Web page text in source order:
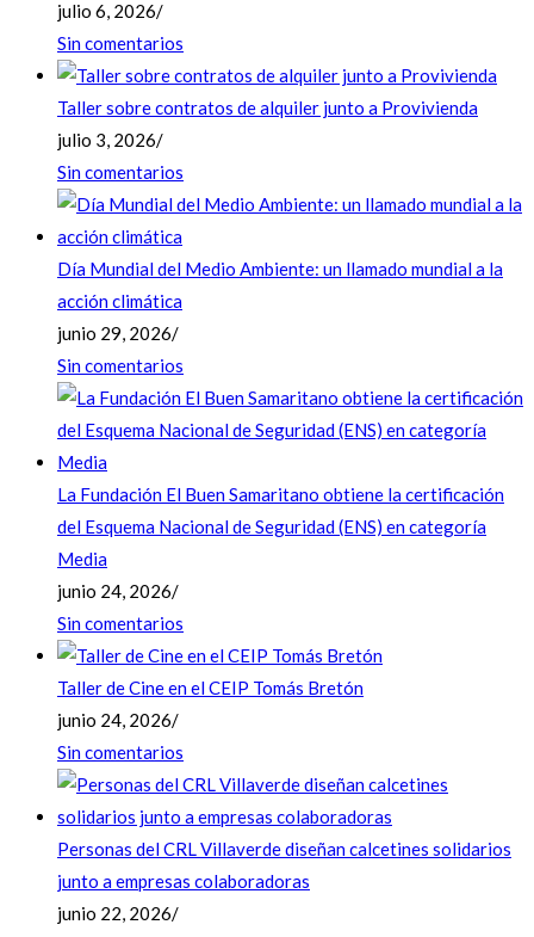
julio 6, 2026/
Sin comentarios
Taller sobre contratos de alquiler junto a Provivienda
julio 3, 2026/
Sin comentarios
Día Mundial del Medio Ambiente: un llamado mundial a la
acción climática
junio 29, 2026/
Sin comentarios
La Fundación El Buen Samaritano obtiene la certificación
del Esquema Nacional de Seguridad (ENS) en categoría
Media
junio 24, 2026/
Sin comentarios
Taller de Cine en el CEIP Tomás Bretón
junio 24, 2026/
Sin comentarios
Personas del CRL Villaverde diseñan calcetines solidarios
junto a empresas colaboradoras
junio 22, 2026/